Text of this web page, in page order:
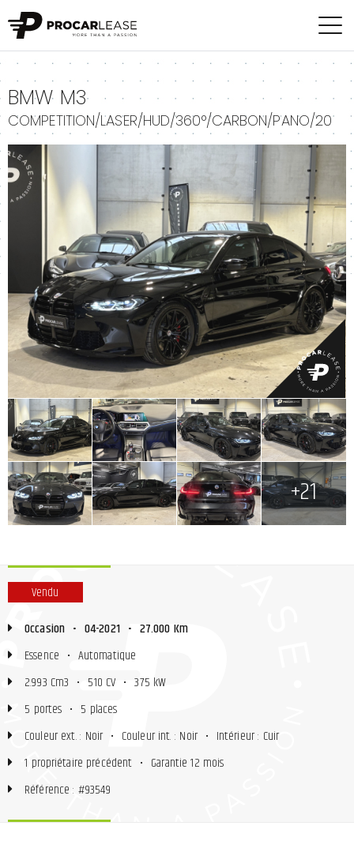
BMW M3
COMPETITION/LASER/HUD/360°/CARBON/PANO/20
+ + +
+
+
+
+
+21
Vendu
Occasion • 04-2021 • 27.000 Km
Essence • Automatique
2.993 Cm3 • 510 CV • 375 kW
5 portes • 5 places
Couleur ext. : Noir • Couleur int. : Noir • Intérieur : Cuir
1 propriétaire précédent • Garantie 12 mois
Référence : #93549